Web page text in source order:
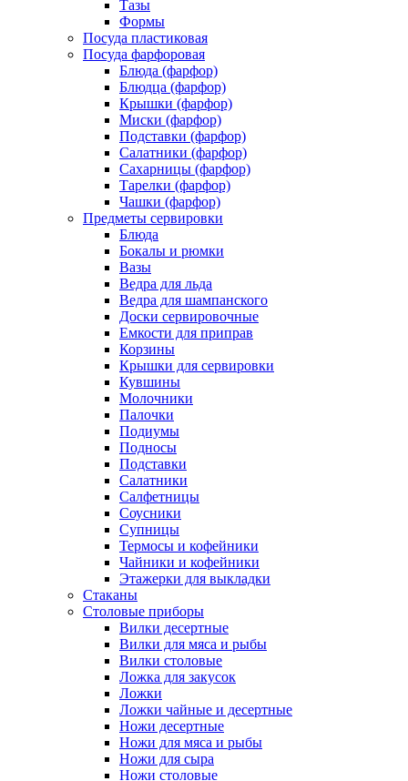
Тазы
Формы
Посуда пластиковая
Посуда фарфоровая
Блюда (фарфор)
Блюдца (фарфор)
Крышки (фарфор)
Миски (фарфор)
Подставки (фарфор)
Салатники (фарфор)
Сахарницы (фарфор)
Тарелки (фарфор)
Чашки (фарфор)
Предметы сервировки
Блюда
Бокалы и рюмки
Вазы
Ведра для льда
Ведра для шампанского
Доски сервировочные
Емкости для приправ
Корзины
Крышки для сервировки
Кувшины
Молочники
Палочки
Подиумы
Подносы
Подставки
Салатники
Салфетницы
Соусники
Супницы
Термосы и кофейники
Чайники и кофейники
Этажерки для выкладки
Стаканы
Столовые приборы
Вилки десертные
Вилки для мяса и рыбы
Вилки столовые
Ложка для закусок
Ложки
Ложки чайные и десертные
Ножи десертные
Ножи для мяса и рыбы
Ножи для сыра
Ножи столовые